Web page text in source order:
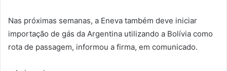
Nas próximas semanas, a Eneva também deve iniciar
importação de gás da Argentina utilizando a Bolívia como
rota de passagem, informou a firma, em comunicado.